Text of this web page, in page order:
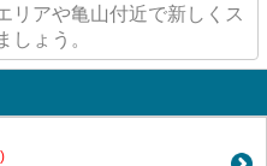
リアや亀山付近で新しくス
しょう。